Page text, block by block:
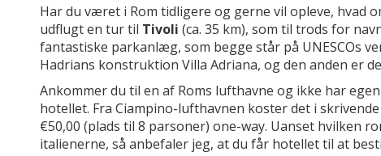
Har du været i Rom tidligere og gerne vil opleve, hvad
udflugt en tur til Tivoli (ca. 35 km), som til trods for
fantastiske parkanlæg, som begge står på UNESCOs
Hadrians konstruktion Villa Adriana, og den anden er
Ankommer du til en af Roms lufthavne og ikke har
hotellet. Fra Ciampino-lufthavnen koster det i
€50,00 (plads til 8 parsoner) one-way. Uanset hvilken
italienerne, så anbefaler jeg, at du får hotellet til at